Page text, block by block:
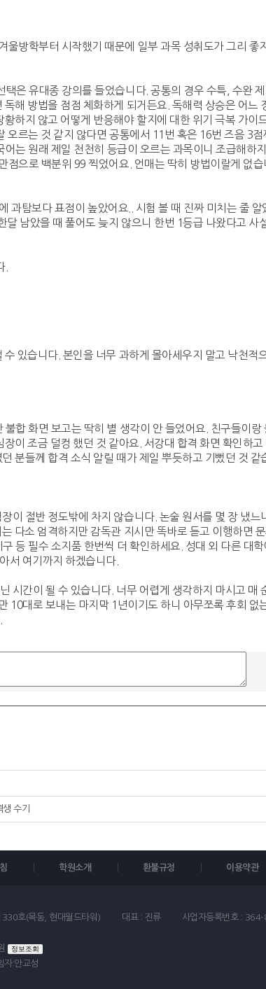
방학부터 시작했기 때문에 일부 과목 성취도가 그리 좋
은 유대종 강의를 들었습니다. 공통의 경우 수특, 수완
해 방법을 점점 체화하게 되거든요. 독해력 상승은 어느
하지 않고 어떻게 반응해야 할지에 대한 위기 극복 가이
르는 것 같지 않다면 공통에서 11번 혹은 16번 즈음 3
는 원래 제일 천천히 등급이 오르는 과목이니 조급해하
으로 백분위 99 찍었어요. 언매는 딱히 방법이랄게 없
과탐보다 표점이 높았어요.. 시험 볼 때 진짜 미치는 줄
남았을 때 풀어도 늦지 않으니 한번 1등급 나왔다고 사
.
있습니다. 본인을 너무 과하게 몰아세우지 말고 낙천적
합 화면 보고는 딱히 별 생각이 안 들었어요. 친구들이
이 조금 덜컹 했던 것 같아요. 서강대 합격 화면 확인하
분들께 합격 소식 알릴 때가 제일 뿌듯하고 기뻤던 것 같
이 절반 정도밖에 차지 않습니다. 논술 원서를 몇 장 냈
다소 엄격하지만 감독관 지시만 똑바로 듣고 이행하면
등 필수 소지품 한번씩 더 확인하세요. 성대 외 다른 대
서 여기까지 하겠습니다.
시간이 될 수 있습니다. 너무 어렵게 생각하지 마시고 매
10대로 보내는 마지막 1년이기도 하니 아무쪼록 후회 없
수기
학원소개 환불규정 이용약관
호(목동, 현대월드타워) 대표 : 진류
사업자등록번호 :
정보조회
자:안교성